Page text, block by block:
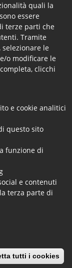
del
di
Impresa
quali la
essere
terze parti che
Tramite
le
o modificare le
clicchi
e cookie analitici
questo sito
funzione di
e contenuti
terza parte di
tutti i cookies